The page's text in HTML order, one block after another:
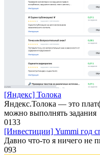
[Яндекс] Толока
Яндекс.Толока — это
можно выполнять задания
0133
[Инвестиции] Yummi год
Давно что-то я ничего не
093